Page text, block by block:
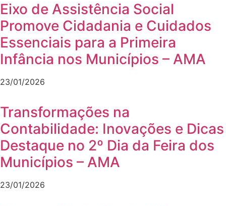
Eixo de Assistência Social
Promove Cidadania e Cuidados
Essenciais para a Primeira
Infância nos Municípios – AMA
23/01/2026
Transformações na
Contabilidade: Inovações e Dicas
Destaque no 2º Dia da Feira dos
Municípios – AMA
23/01/2026